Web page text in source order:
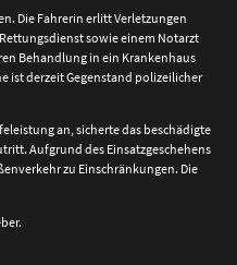
Die Fahrerin erlitt Verletzungen
sowie einem Notarzt
Behandlung in ein Krankenhaus
ist derzeit Gegenstand polizeilicher
an, sicherte das beschädigte
Aufgrund des Einsatzgeschehens
zu Einschränkungen. Die